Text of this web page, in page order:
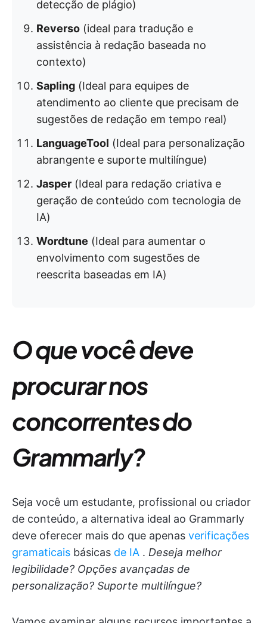
detecção de plágio)
Reverso (ideal para tradução e
assistência à redação baseada no
contexto)
Sapling (Ideal para equipes de
atendimento ao cliente que precisam de
sugestões de redação em tempo real)
LanguageTool (Ideal para personalização
abrangente e suporte multilíngue)
Jasper (Ideal para redação criativa e
geração de conteúdo com tecnologia de
IA)
Wordtune (Ideal para aumentar o
envolvimento com sugestões de
reescrita baseadas em IA)
O que você deve
procurar nos
concorrentes do
Grammarly?
Seja você um estudante, profissional ou criador
de conteúdo, a alternativa ideal ao Grammarly
deve oferecer mais do que apenas verificações
gramaticais básicas de IA . Deseja melhor
legibilidade? Opções avançadas de
personalização? Suporte multilíngue?